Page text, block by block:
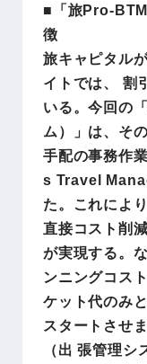
■「旅
徴
旅キャピタル
イトでは、 割
いる。今回の
ム）」は、そ
手配の事務作
s Travel
た。これによ
直接コスト削
が実現する。
ンニングコス
ケット代のみ
スタートさせ
（出 張管理